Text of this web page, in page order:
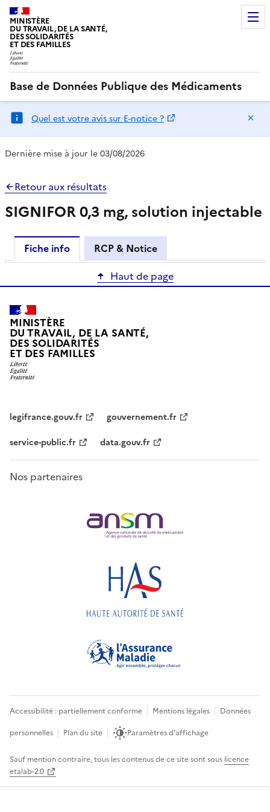
MINISTÈRE
DU TRAVAIL, DE LA SANTÉ,
DES SOLIDARITÉS
ET DES FAMILLES
Base de Données Publique des Médicaments
Quel est votre avis sur E-notice ?
Dernière mise à jour le 03/08/2026
Retour aux résultats
SIGNIFOR 0,3 mg, solution injectable
Fiche info
RCP & Notice
Haut de page
MINISTÈRE
DU TRAVAIL, DE LA SANTÉ,
DES SOLIDARITÉS
ET DES FAMILLES
legifrance.gouv.fr
gouvernement.fr
service-public.fr
data.gouv.fr
Nos partenaires
Accessibilité : partiellement conforme Mentions légales
Données
personnelles
Plan du site Paramètres d'affichage
Sauf mention contraire, tous les contenus de ce site sont sous licence
etalab-2.0